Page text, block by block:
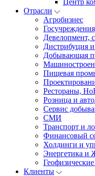
Центр
Отрасли
Агробизнес
Девелопмент,
Дистрибуция
Добывающая
Пищевая
Рестораны,
Розница и
Сервис
СМИ
Транспорт и
Финансовый
Холдинги и
Энергетика
Клиенты